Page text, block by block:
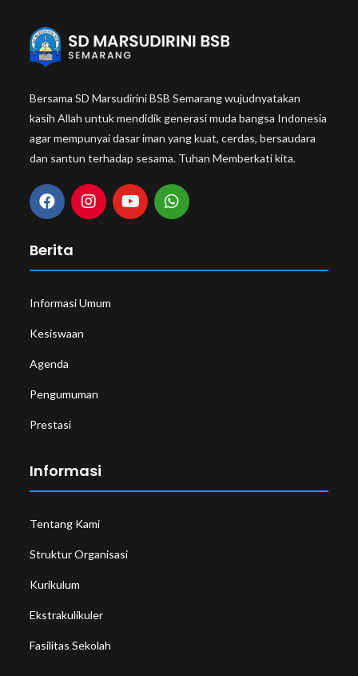
Bersama SD Marsudirini BSB Semarang wujudnyatakan
kasih Allah untuk mendidik generasi muda bangsa Indonesia
agar mempunyai dasar iman yang kuat, cerdas, bersaudara
dan santun terhadap sesama. Tuhan Memberkati kita.
Berita
Informasi Umum
Kesiswaan
Agenda
Pengumuman
Prestasi
Informasi
Tentang Kami
Struktur Organisasi
Kurikulum
Ekstrakulikuler
Fasilitas Sekolah